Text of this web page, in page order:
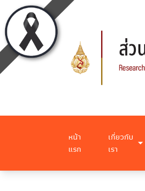
หน้า
แรก
เกี่ยวกับ
เรา